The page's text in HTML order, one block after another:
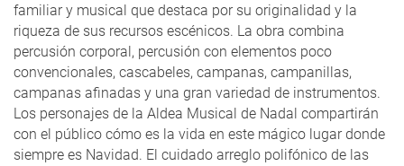
familiar y musical que destaca por su originalidad y la
riqueza de sus recursos escénicos. La obra combina
percusión corporal, percusión con elementos poco
convencionales, cascabeles, campanas, campanillas,
campanas afinadas y una gran variedad de instrumentos.
Los personajes de la Aldea Musical de Nadal compartirán
con el público cómo es la vida en este mágico lugar donde
siempre es Navidad. El cuidado arreglo polifónico de las